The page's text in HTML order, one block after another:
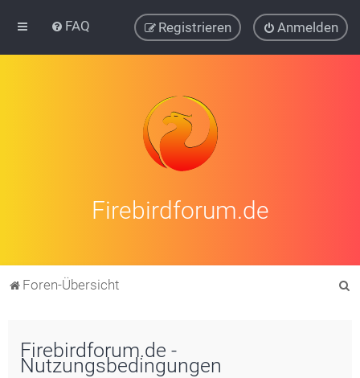
FAQ Anmelden
Registrieren
Firebirdforum.de
Foren-Übersicht
Firebirdforum.de -
Nutzungsbedingungen